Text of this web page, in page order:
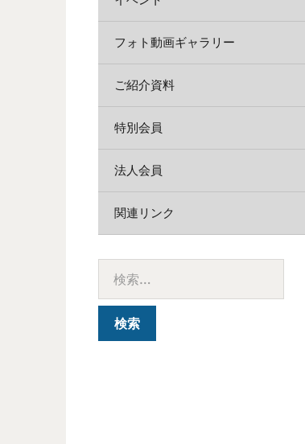
フォト動画ギャラリー
ご紹介資料
特別会員
法人会員
関連リンク